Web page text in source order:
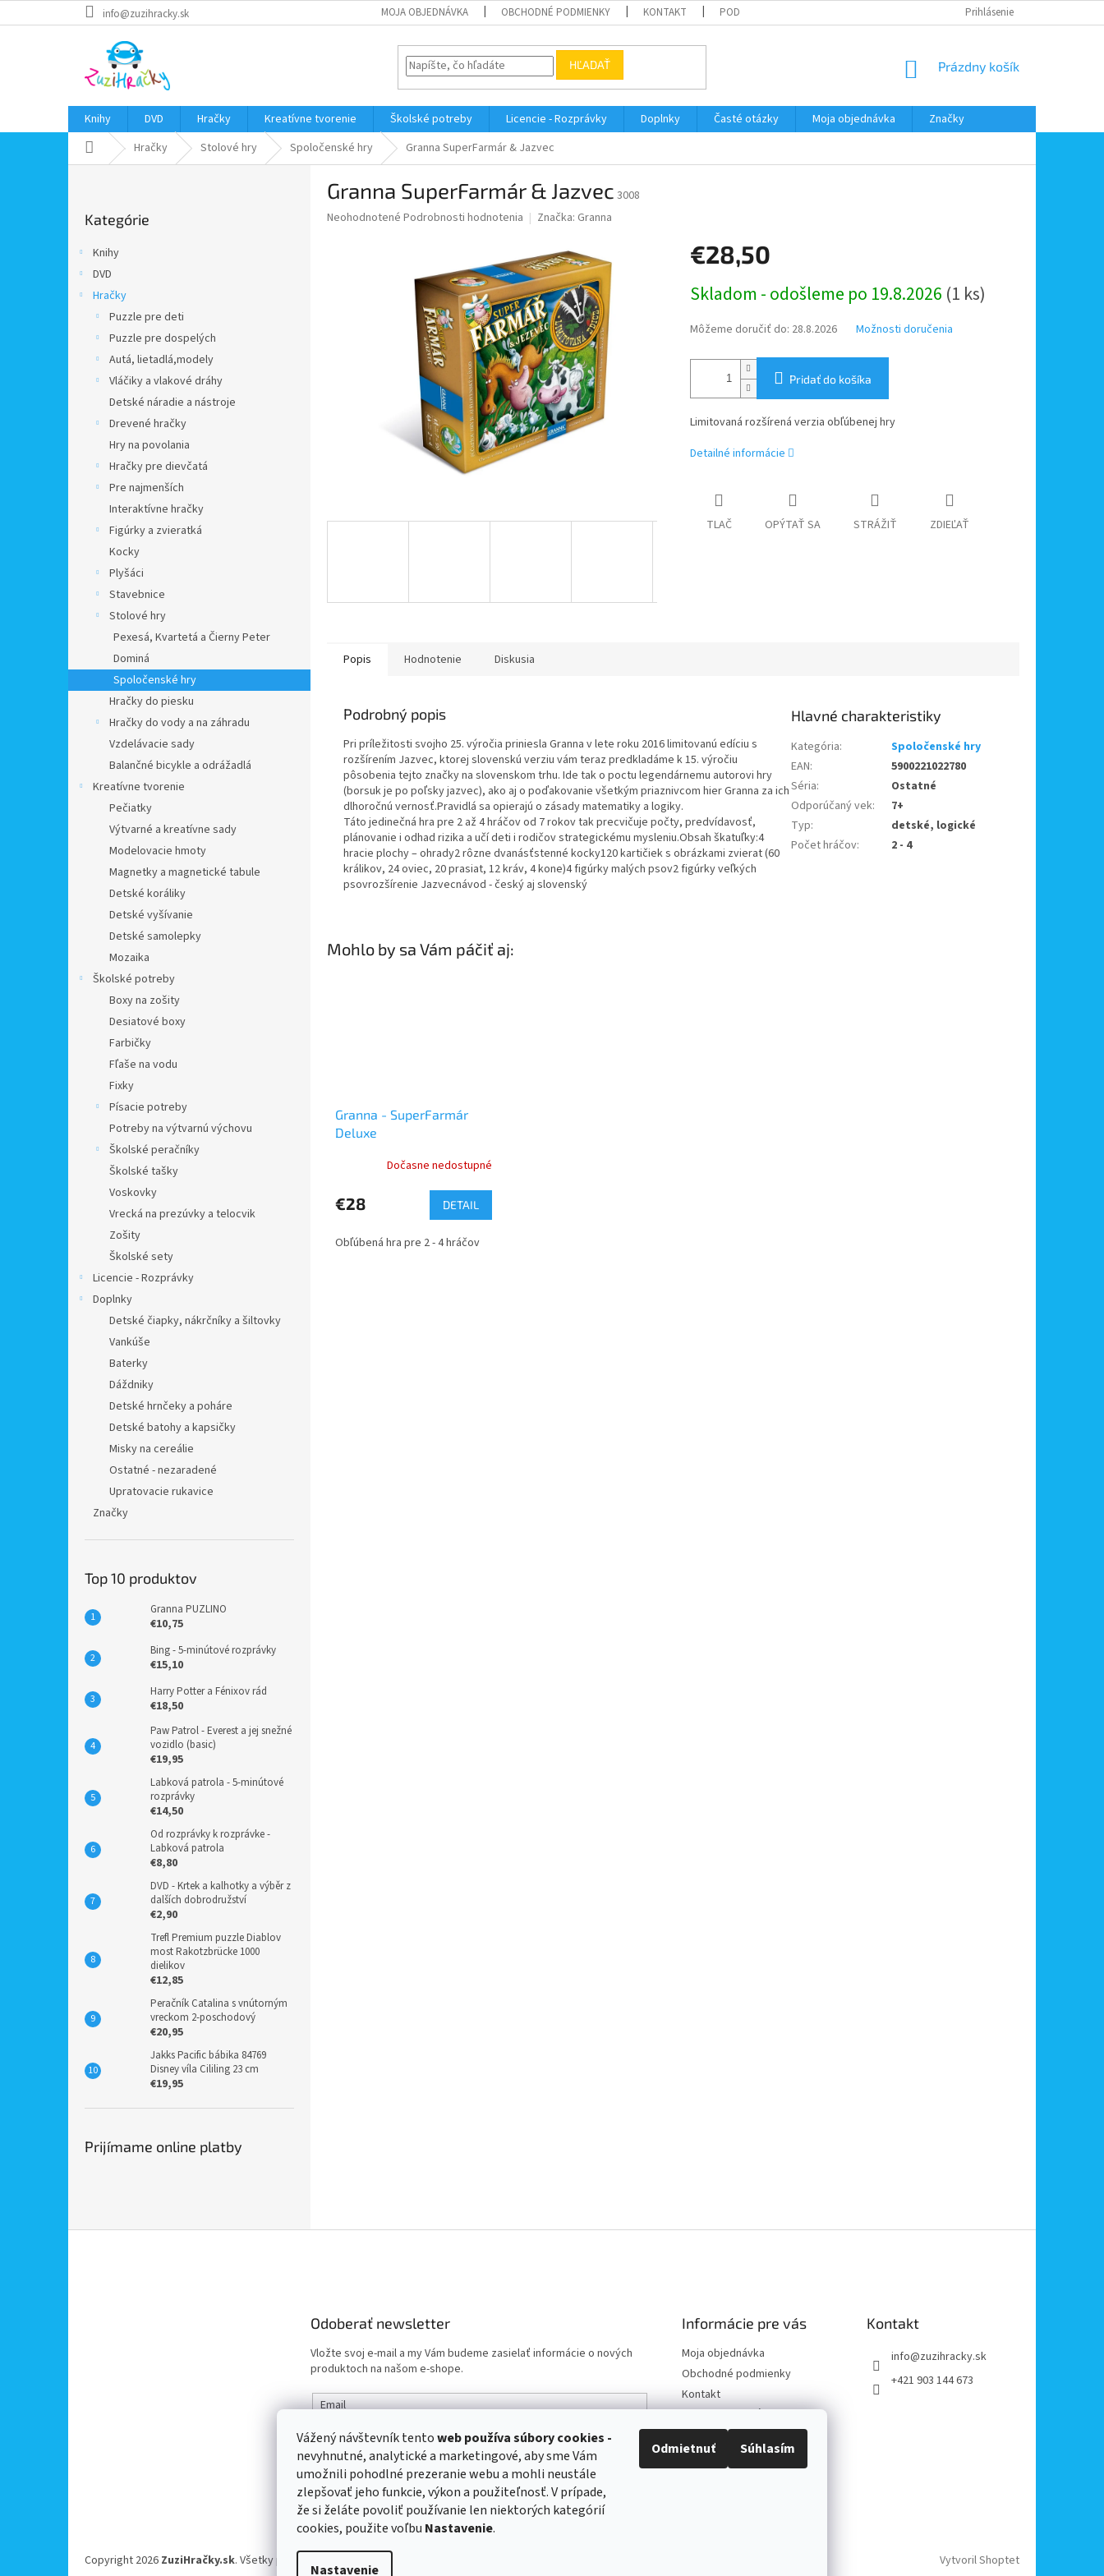
Vážený návštevník tentoweb používasúbory cookies -
nevyhnutné, analytické a marketingové, aby sme Vám
umožnili pohodlné prezeranie webu a mohli neustále
zlepšovať jeho funkcie, výkon a použiteľnosť. V prípade,
že si želáte povoliť používanie len niektorých kategórií
cookies, použite voľbu Nastavenie.
Nastavenie
Odmietnuť Súhlasím
na
info@zuzihracky.sk MOJA OBJEDNÁVKA OBCHODNÉ PODMIENKY KONTAKT PODMIENKY OOÚ ODSTÚPENIE OD ZMLUVY
Prihlásenie
HĽADAŤ
NÁKUPNÝ
Prázdny košík
Knihy DVD Hračky Kreatívne tvorenie Školské potreby Licencie - Rozprávky Doplnky Časté otázky Moja objednávka
Značky
DomovHračky Stolové hry Spoločenské hry Granna SuperFarmár & Jazvec
kategórie
Kategórie
Knihy
DVD
Hračky
Puzzle pre deti
Puzzle pre dospelých
Autá, lietadlá,modely
Vláčiky a vlakové dráhy
Detské náradie a nástroje
Drevené hračky
Hry na povolania
Hračky pre dievčatá
Pre najmenších
Interaktívne hračky
Figúrky a zvieratká
Kocky
Plyšáci
Stavebnice
Stolové hry
Pexesá, Kvartetá a Čierny Peter
Dominá
Spoločenské hry
Hračky do piesku
Hračky do vody a na záhradu
Vzdelávacie sady
Balančné bicykle a odrážadlá
Kreatívne tvorenie
Pečiatky
Výtvarné a kreatívne sady
Modelovacie hmoty
Magnetky a magnetické tabule
Detské koráliky
Detské vyšívanie
Detské samolepky
Mozaika
Školské potreby
Boxy na zošity
Desiatové boxy
Farbičky
Fľaše na vodu
Fixky
Písacie potreby
Potreby na výtvarnú výchovu
Školské peračníky
Školské tašky
Voskovky
Vrecká na prezúvky a telocvik
Zošity
Školské sety
Licencie - Rozprávky
Doplnky
Detské čiapky, nákrčníky a šiltovky
Vankúše
Baterky
Dáždniky
Detské hrnčeky a poháre
Detské batohy a kapsičky
Misky na cereálie
Ostatné - nezaradené
Upratovacie rukavice
Značky
Top 10 produktov
Granna PUZLINO
€10,75
Bing - 5-minútové rozprávky
€15,10
Harry Potter a Fénixov rád
€18,50
Paw Patrol - Everest a jej snežné
vozidlo (basic)
€19,95
Labková patrola - 5-minútové
rozprávky
€14,50
Od rozprávky k rozprávke -
Labková patrola
€8,80
DVD - Krtek a kalhotky a výběr z
dalších dobrodružství
€2,90
Trefl Premium puzzle Diablov
most Rakotzbrücke 1000
dielikov
€12,85
Peračník Catalina s vnútorným
vreckom 2-poschodový
€20,95
Jakks Pacific bábika 84769
Disney víla Cililing 23 cm
€19,95
Prijímame online platby
Granna SuperFarmár & Jazvec 3008
Priemerné
Neohodnotené Podrobnosti hodnotenia Značka: Granna
€28,50
cena:
Skladom - odošleme po 19.8.2026 (1 ks)
Môžeme doručiť do: 28.8.2026 Možnosti doručenia
Pridať do košíka
Limitovaná rozšírená verzia obľúbenej hry
Detailné informácie
TLAČ OPÝTAŤ SA STRÁŽIŤ ZDIEĽAŤ
Popis Hodnotenie Diskusia
Podrobný popis
Pri príležitosti svojho 25. výročia priniesla Granna v lete roku 2016 limitovanú edíciu s
rozšírením Jazvec, ktorej slovenskú verziu vám teraz predkladáme k 15. výročiu
pôsobenia tejto značky na slovenskom trhu. Ide tak o poctu legendárnemu autorovi hry
(borsuk je po poľsky jazvec), ako aj o poďakovanie všetkým priaznivcom hier Granna za ich
dlhoročnú vernosť.Pravidlá sa opierajú o zásady matematiky a logiky.
Táto jedinečná hra pre 2 až 4 hráčov od 7 rokov tak precvičuje počty, predvídavosť,
plánovanie i odhad rizika a učí deti i rodičov strategickému mysleniu.Obsah škatuľky:4
hracie plochy – ohrady2 rôzne dvanásťstenné kocky120 kartičiek s obrázkami zvierat (60
králikov, 24 oviec, 20 prasiat, 12 kráv, 4 kone)4 figúrky malých psov2 figúrky veľkých
psovrozšírenie Jazvecnávod - český aj slovenský
Kategória:
Spoločenské hry
EAN:
5900221022780
Séria:
Ostatné
Odporúčaný vek:
7+
Typ:
detské, logické
Počet hráčov: 2 - 4
Mohlo by sa Vám páčiť aj:
Granna - SuperFarmár
Deluxe
Dočasne nedostupné
€28 DETAIL
Obľúbená hra pre 2 - 4 hráčov
Odoberať newsletter
Vložte svoj e-mail a my Vám budeme zasielať informácie o nových
produktoch na našom e-shope.
Email
Vložením e-mailu súhlasíte spodmienkami ochrany osobných
údajov
PRIHLÁSIŤ SA
Informácie pre vás
Moja objednávka
Obchodné podmienky
Kontakt
Doprava a platba
Odstúpenie od zmluvy
Kontakt
info@zuzihracky.sk
+421 903 144 673
Vytvoril Shoptet
Copyright 2026 ZuziHračky.sk. Všetky práva vyhradené.